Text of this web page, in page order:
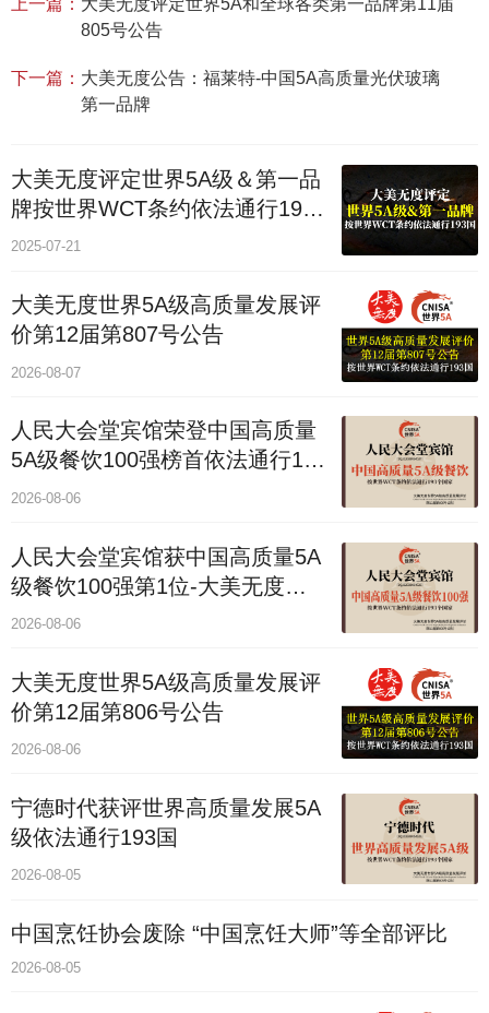
上一篇： 大美无度评定世界5A和全球各类第一品牌第11届
805号公告
下一篇： 大美无度公告：福莱特-中国5A高质量光伏玻璃
第一品牌
大美无度评定世界5A级＆第一品
牌按世界WCT条约依法通行193
个国家
2025-07-21
大美无度世界5A级高质量发展评
价第12届第807号公告
2026-08-07
人民大会堂宾馆荣登中国高质量
5A级餐饮100强榜首依法通行193
国
2026-08-06
人民大会堂宾馆获中国高质量5A
级餐饮100强第1位-大美无度评
价通193国
2026-08-06
大美无度世界5A级高质量发展评
价第12届第806号公告
2026-08-06
宁德时代获评世界高质量发展5A
级依法通行193国
2026-08-05
中国烹饪协会废除 “中国烹饪大师”等全部评比
2026-08-05